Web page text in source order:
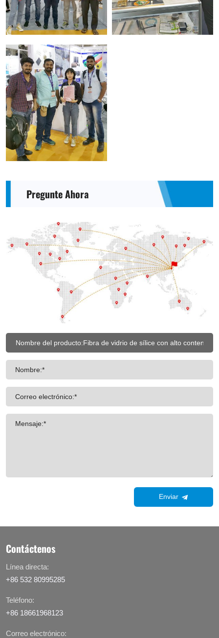
Pregunte Ahora
Nombre:*
Correo electrónico:*
Mensaje:*
Enviar
Contáctenos
Línea directa:
+86 532 80995285
Teléfono:
+86 18661968123
Correo electrónico: